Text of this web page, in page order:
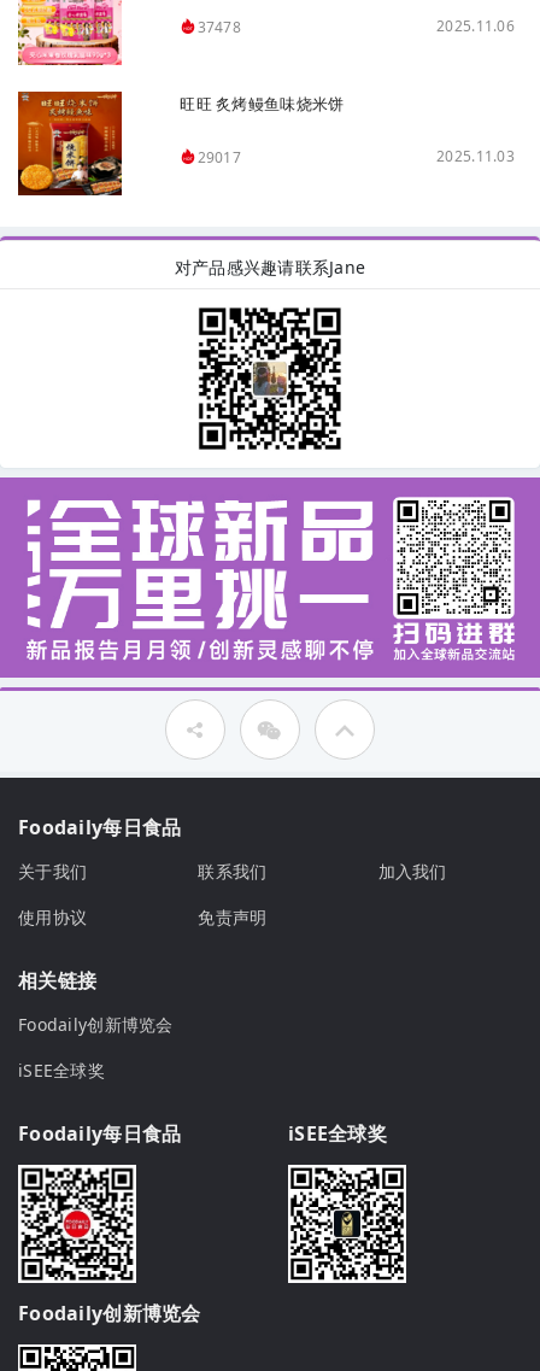
37478 2025.11.06
旺旺 炙烤鳗鱼味烧米饼
29017 2025.11.03
对产品感兴趣请联系Jane
Foodaily每日食品
关于我们 联系我们
加入我们
使用协议
免责声明
相关链接
Foodaily创新博览会
iSEE全球奖
Foodaily每日食品 iSEE全球奖
Foodaily创新博览会